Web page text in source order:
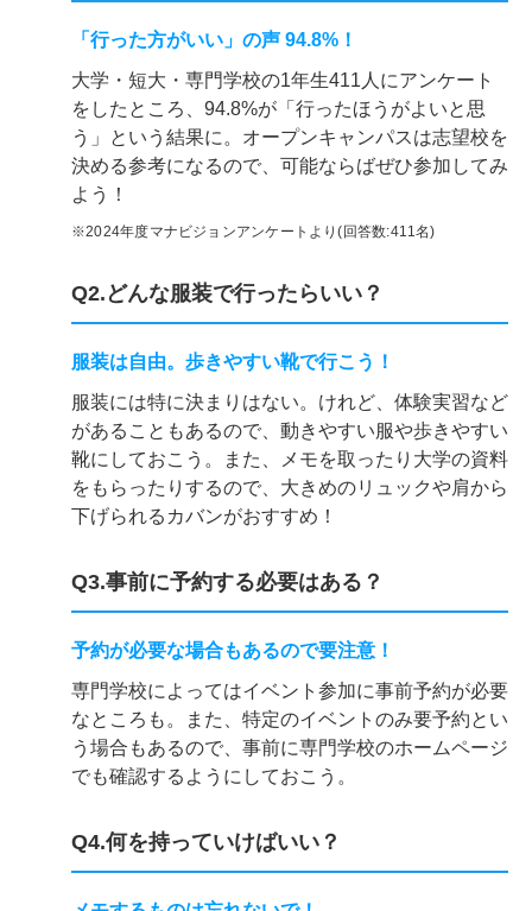
「行った方がいい」の声 94.8%！
大学・短大・専門学校の1年生411人にアンケート
をしたところ、94.8%が「行ったほうがよいと思
う」という結果に。オープンキャンパスは志望校を
決める参考になるので、可能ならばぜひ参加してみ
よう！
※2024年度マナビジョンアンケートより(回答数:411名)
Q2.どんな服装で行ったらいい？
服装は自由。歩きやすい靴で行こう！
服装には特に決まりはない。けれど、体験実習など
があることもあるので、動きやすい服や歩きやすい
靴にしておこう。また、メモを取ったり大学の資料
をもらったりするので、大きめのリュックや肩から
下げられるカバンがおすすめ！
Q3.事前に予約する必要はある？
予約が必要な場合もあるので要注意！
専門学校によってはイベント参加に事前予約が必要
なところも。また、特定のイベントのみ要予約とい
う場合もあるので、事前に専門学校のホームページ
でも確認するようにしておこう。
Q4.何を持っていけばいい？